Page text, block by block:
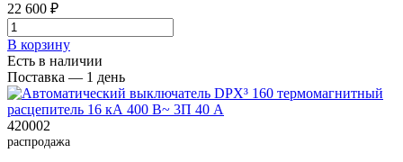
22 600 ₽
В корзинy
Есть в наличии
Поставка — 1 день
420002
распродажа